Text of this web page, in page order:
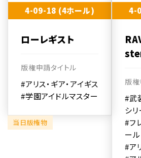
4-09-18 (4ホール)
ローレギスト
版権申請タイトル
#アリス・ギア・アイギス
#学園アイドルマスター
当日版権物
4-
版権
#武
シリ
#フ
ール
#ア